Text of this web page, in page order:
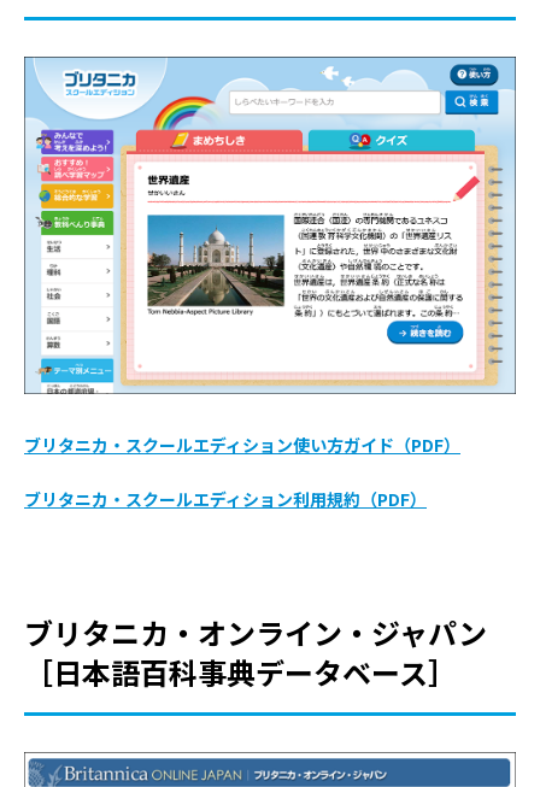
ブリタニカ・スクールエディション使い方ガイド（PDF）
ブリタニカ・スクールエディション利用規約（PDF）
ブリタニカ・オンライン・ジャパン
［日本語百科事典データベース］